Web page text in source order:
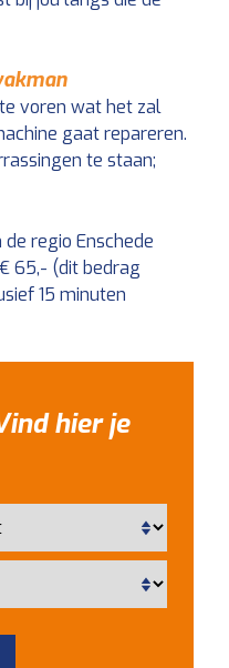
voren wat het zal
gaat repareren.
te staan;
regio Enschede
65,- (dit bedrag
15 minuten
hier je